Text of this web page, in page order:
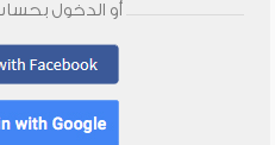
أو الدخول